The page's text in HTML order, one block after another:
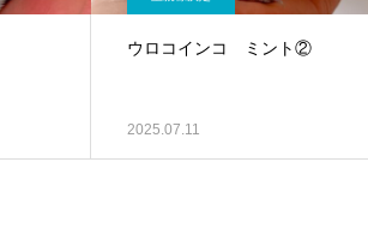
ウロコインコ ミント②
2025.07.11